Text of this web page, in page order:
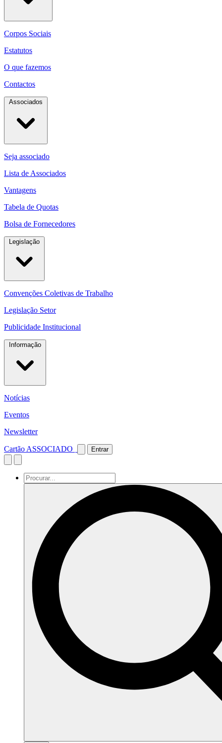
Corpos Sociais
Estatutos
O que fazemos
Contactos
Associados
Seja associado
Lista de Associados
Vantagens
Tabela de Quotas
Bolsa de Fornecedores
Legislação
Convenções Coletivas de Trabalho
Legislação Setor
Publicidade Institucional
Informação
Notícias
Eventos
Newsletter
Cartão ASSOCIADO Entrar